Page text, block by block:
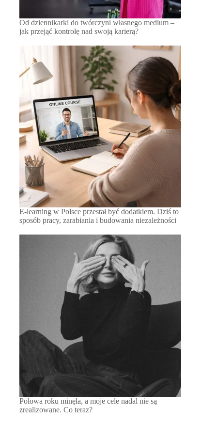
Od dziennikarki do twórczyni własnego medium –
jak przejąć kontrolę nad swoją karierą?
E-learning w Polsce przestał być dodatkiem. Dziś to
sposób pracy, zarabiania i budowania niezależności
Połowa roku minęła, a moje cele nadal nie są
zrealizowane. Co teraz?